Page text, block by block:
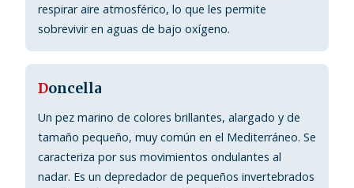
respirar aire atmosférico, lo que les permite
sobrevivir en aguas de bajo oxígeno.
Doncella
Un pez marino de colores brillantes, alargado y de
tamaño pequeño, muy común en el Mediterráneo. Se
caracteriza por sus movimientos ondulantes al
nadar. Es un depredador de pequeños invertebrados